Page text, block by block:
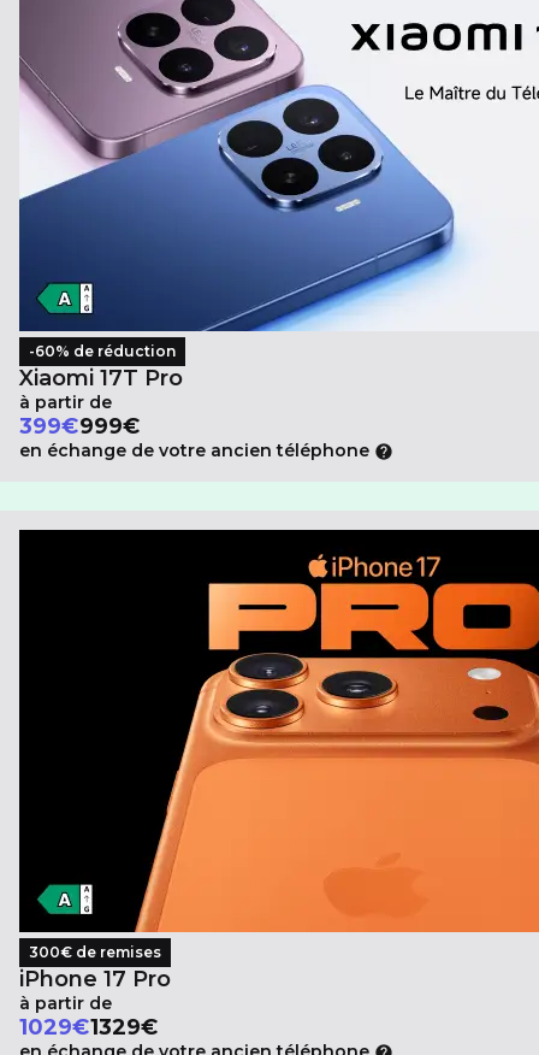
-60% de réduction
Xiaomi 17T Pro
à partir de
399€Au lieu de
999€
en échange de votre ancien téléphone
300€ de remises
iPhone 17 Pro
à partir de
1029€Au lieu de
1329€